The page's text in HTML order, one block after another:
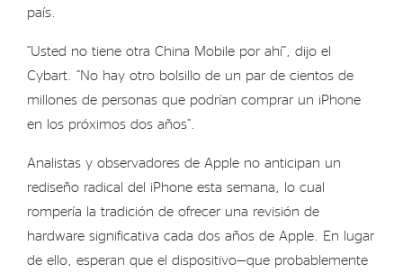
país.
“Usted no tiene otra China Mobile por ahí”, dijo el
Cybart. “No hay otro bolsillo de un par de cientos de
millones de personas que podrían comprar un iPhone
en los próximos dos años”.
Analistas y observadores de Apple no anticipan un
rediseño radical del iPhone esta semana, lo cual
rompería la tradición de ofrecer una revisión de
hardware significativa cada dos años de Apple. En lugar
de ello, esperan que el dispositivo—que probablemente